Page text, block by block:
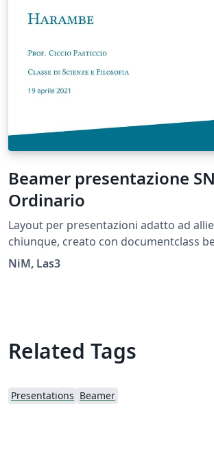
Beamer presentazione
Ordinario
Layout per presentazioni adatto ad
chiunque, creato con documentclass
NiM, Las3
Related Tags
Presentations Beamer